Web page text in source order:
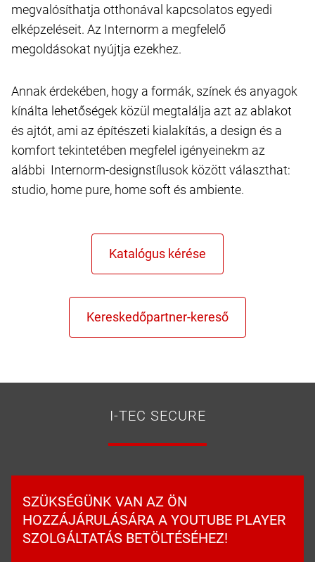
megvalósíthatja otthonával kapcsolatos egyedi
elképzeléseit. Az Internorm a megfelelő
megoldásokat nyújtja ezekhez.
Annak érdekében, hogy a formák, színek és anyagok
kínálta lehetőségek közül megtalálja azt az ablakot
és ajtót, ami az építészeti kialakítás, a design és a
komfort tekintetében megfelel igényeinekm az
alábbi Internorm-designstílusok között választhat:
studio, home pure, home soft és ambiente.
I-TEC SECURE
SZÜKSÉGÜNK VAN AZ ÖN
HOZZÁJÁRULÁSÁRA A YOUTUBE PLAYER
SZOLGÁLTATÁS BETÖLTÉSÉHEZ!